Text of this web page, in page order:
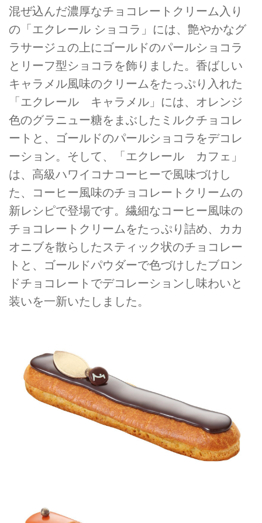
混ぜ込んだ濃厚なチョコレートクリーム入り
の「エクレール ショコラ」には、艶やかなグ
ラサージュの上にゴールドのパールショコラ
とリーフ型ショコラを飾りました。香ばしい
キャラメル風味のクリームをたっぷり入れた
「エクレール キャラメル」には、オレンジ
色のグラニュー糖をまぶしたミルクチョコレ
ートと、ゴールドのパールショコラをデコレ
ーション。そして、「エクレール カフェ」
は、高級ハワイコナコーヒーで風味づけし
た、コーヒー風味のチョコレートクリームの
新レシピで登場です。繊細なコーヒー風味の
チョコレートクリームをたっぷり詰め、カカ
オニブを散らしたスティック状のチョコレー
トと、ゴールドパウダーで色づけしたブロン
ドチョコレートでデコレーションし味わいと
装いを一新いたしました。